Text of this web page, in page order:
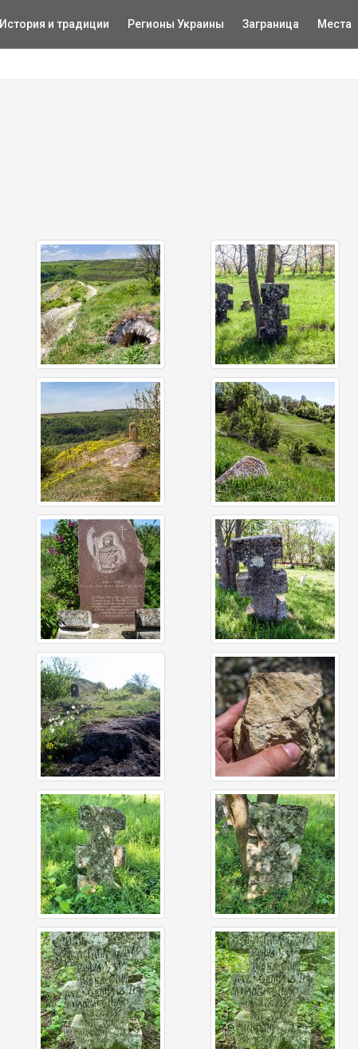
История и традиции Регионы Украины Заграница Места